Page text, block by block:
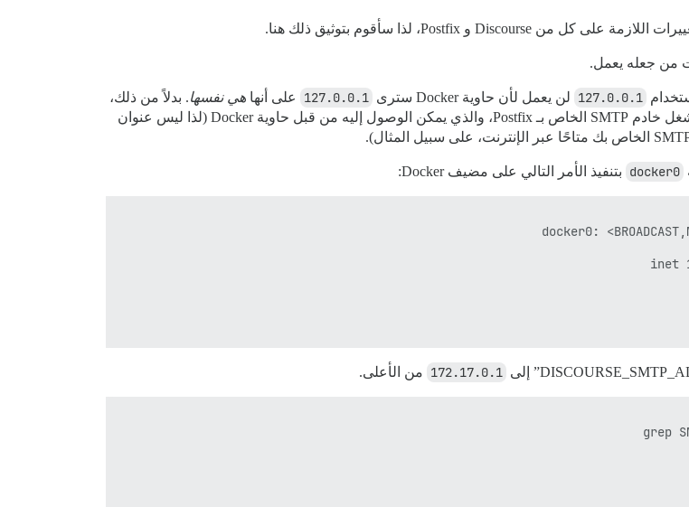
من جعله يعمل.
127.0.0.1 لن يعمل لأن حاوية Docker سترى 127.0.0.1 على أنها هي نفسها. بدلاً من ذلك،
نحتاج إلى تحديد عنوان IP أو اسم المضيف الخاص بمضيف Docker الذي يشغل خادم SMTP الخاص بـ Postfix، والذي يمكن الوصول إليه من قبل حاوية Docker (لذا ليس عنوان
docker0 بتنفيذ الأمر التالي على مضيف Docker:
172.17.0.1 من الأعلى.